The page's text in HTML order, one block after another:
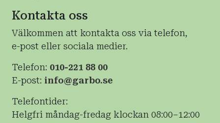
Kontakta oss
Välkommen att kontakta oss via telefon,
e-post eller sociala medier.
Telefon: 010-221 88 00
E-post: info@garbo.se
Telefontider:
Helgfri måndag-fredag klockan 08:00–12:00